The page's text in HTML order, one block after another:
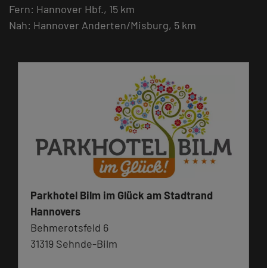
Fern: Hannover Hbf., 15 km
Nah: Hannover Anderten/Misburg, 5 km
Parkhotel Bilm im Glück am Stadtrand
Hannovers
Behmerotsfeld 6
31319 Sehnde-Bilm